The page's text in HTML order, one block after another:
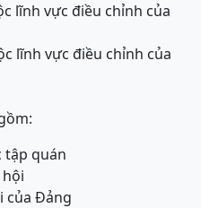
lĩnh vực điều chỉnh của
lĩnh vực điều chỉnh của
tập quán
của Đảng